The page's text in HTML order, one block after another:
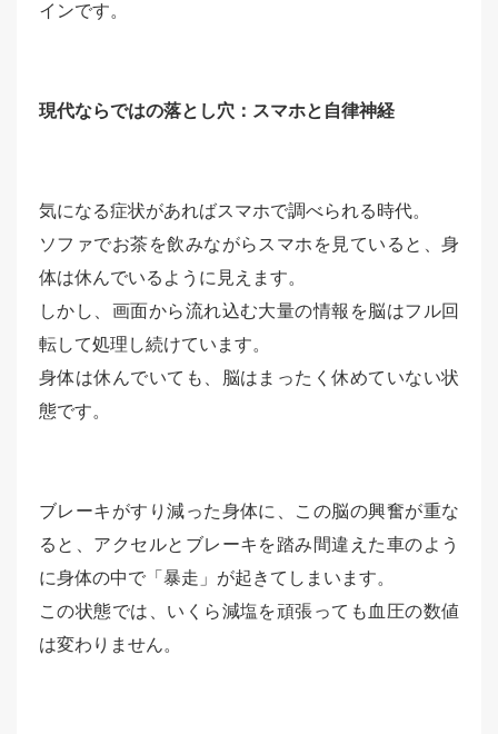
インです。
現代ならではの落とし穴：スマホと自律神経
気になる症状があればスマホで調べられる時代。
ソファでお茶を飲みながらスマホを見ていると、身
体は休んでいるように見えます。
しかし、画面から流れ込む大量の情報を脳はフル回
転して処理し続けています。
身体は休んでいても、脳はまったく休めていない状
態です。
ブレーキがすり減った身体に、この脳の興奮が重な
ると、アクセルとブレーキを踏み間違えた車のよう
に身体の中で「暴走」が起きてしまいます。
この状態では、いくら減塩を頑張っても血圧の数値
は変わりません。